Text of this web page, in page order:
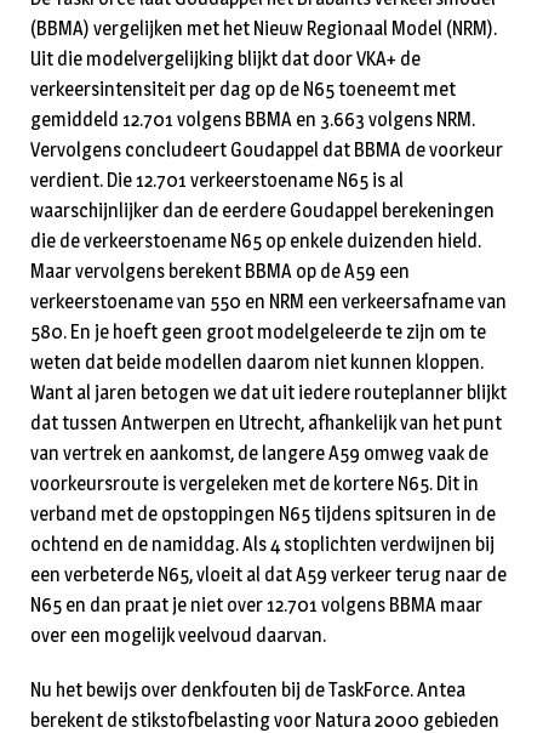
(BBMA) vergelijken met het Nieuw Regionaal Model (NRM).
Uit die modelvergelijking blijkt dat door VKA+ de
verkeersintensiteit per dag op de N65 toeneemt met
gemiddeld 12.701 volgens BBMA en 3.663 volgens NRM.
Vervolgens concludeert Goudappel dat BBMA de voorkeur
verdient. Die 12.701 verkeerstoename N65 is al
waarschijnlijker dan de eerdere Goudappel berekeningen
die de verkeerstoename N65 op enkele duizenden hield.
Maar vervolgens berekent BBMA op de A59 een
verkeerstoename van 550 en NRM een verkeersafname van
580. En je hoeft geen groot modelgeleerde te zijn om te
weten dat beide modellen daarom niet kunnen kloppen.
Want al jaren betogen we dat uit iedere routeplanner blijkt
dat tussen Antwerpen en Utrecht, afhankelijk van het punt
van vertrek en aankomst, de langere A59 omweg vaak de
voorkeursroute is vergeleken met de kortere N65. Dit in
verband met de opstoppingen N65 tijdens spitsuren in de
ochtend en de namiddag. Als 4 stoplichten verdwijnen bij
een verbeterde N65, vloeit al dat A59 verkeer terug naar de
N65 en dan praat je niet over 12.701 volgens BBMA maar
over een mogelijk veelvoud daarvan.
Nu het bewijs over denkfouten bij de TaskForce. Antea
berekent de stikstofbelasting voor Natura 2000 gebieden